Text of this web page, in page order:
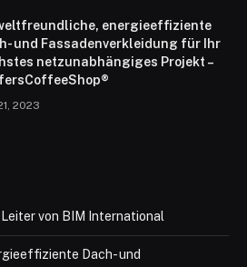
energieeffiziente
und Fassadenverkleidung für Ihr
netzunabhängiges Projekt –
2023
von BIM International
Dach- und